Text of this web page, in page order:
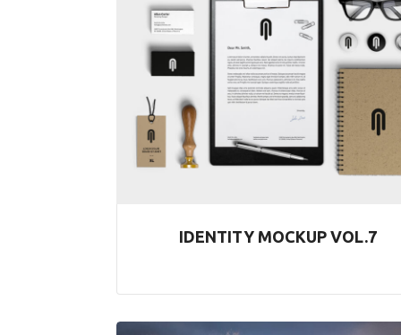
IDENTITY MOCKUP VOL.7